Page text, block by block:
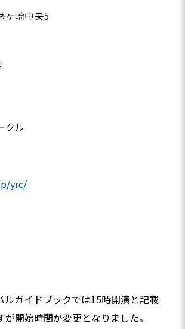
ヶ崎中央5
クル
yrc/
ルガイドブックでは15時開演と記載
が開始時間が変更となりました。